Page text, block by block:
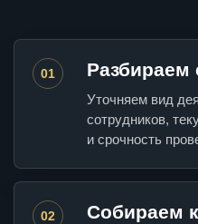
01 Разбираем
Уточняем вид
сотрудников,
и срочность
02 Собираем